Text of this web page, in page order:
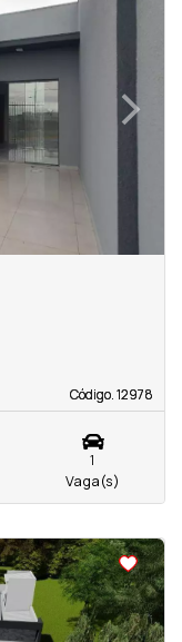
›Next
Código. 12978
Código. 12978
1
Vaga(s)